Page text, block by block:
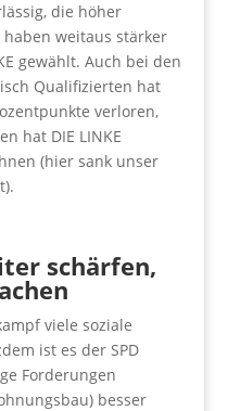
die höher
weitaus stärker
gewählt. Auch bei den
Qualifizierten hat
verloren,
hat DIE LINKE
(hier sank unser
schärfen,
viele soziale
ist es der SPD
Forderungen
besser